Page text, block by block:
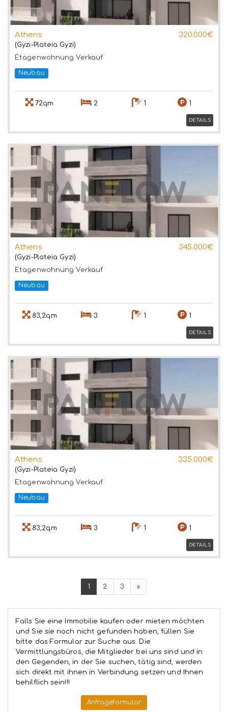
Athens 320.000€
(Gyzi-Plateia Gyzi)
EtagenwohnungVerkauf
Neubau
72qm 2 1 1
DETAILS
Athens 345.000€
(Gyzi-Plateia Gyzi)
EtagenwohnungVerkauf
Neubau
83,2qm 3 1 1
DETAILS
Athens 335.000€
(Gyzi-Plateia Gyzi)
EtagenwohnungVerkauf
Neubau
83,2qm 3 1 1
DETAILS
1 2 3 »
Falls Sie eine Immobilie kaufen oder mieten möchten
und Sie sie noch nicht gefunden haben, füllen Sie
bitte das Formular zur Suche aus. Die
Vermittlungsbüros, die Mitglieder bei uns sind und in
den Gegenden, in der Sie suchen, tätig sind, werden
sich direkt mit ihnen in Verbindung setzen und Ihnen
behilflich sein!!!
Anfrageformular